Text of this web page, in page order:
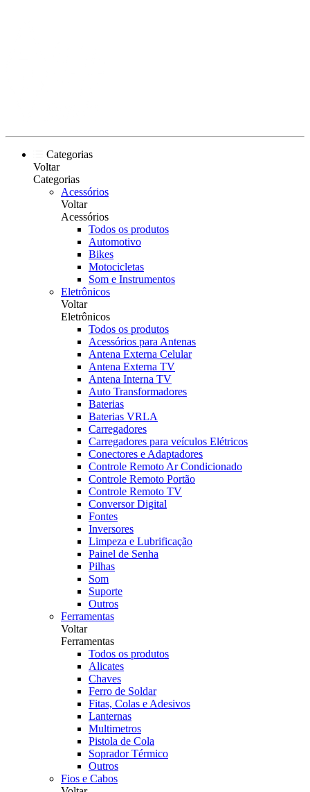
Categorias
Voltar
Categorias
Acessórios
Voltar
Acessórios
Todos os produtos
Automotivo
Bikes
Motocicletas
Som e Instrumentos
Eletrônicos
Voltar
Eletrônicos
Todos os produtos
Acessórios para Antenas
Antena Externa Celular
Antena Externa TV
Antena Interna TV
Auto Transformadores
Baterias
Baterias VRLA
Carregadores
Carregadores para veículos Elétricos
Conectores e Adaptadores
Controle Remoto Ar Condicionado
Controle Remoto Portão
Controle Remoto TV
Conversor Digital
Fontes
Inversores
Limpeza e Lubrificação
Painel de Senha
Pilhas
Som
Suporte
Outros
Ferramentas
Voltar
Ferramentas
Todos os produtos
Alicates
Chaves
Ferro de Soldar
Fitas, Colas e Adesivos
Lanternas
Multimetros
Pistola de Cola
Soprador Térmico
Outros
Fios e Cabos